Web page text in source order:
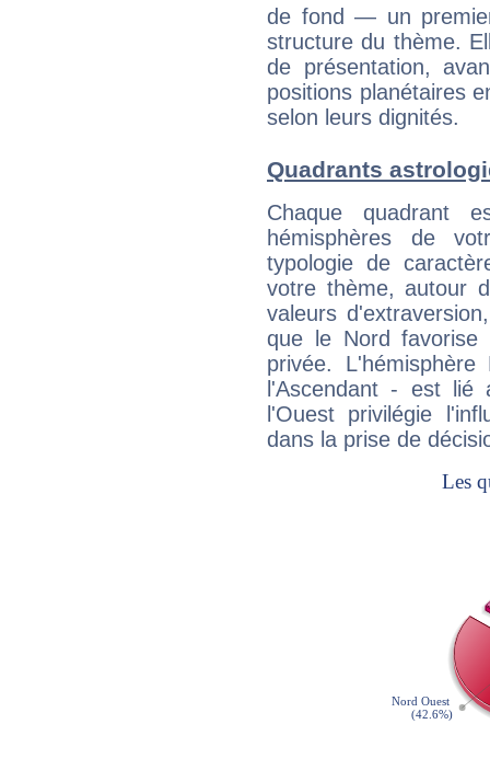
de fond — un
structure du thème.
de présentation,
positions planétaires
selon leurs dignités.
Quadrants
Chaque quadrant
hémisphères de
typologie de
votre thème, autour
valeurs
que le Nord favorise
privée.
l'Ascendant - est
l'Ouest privilégie
dans la prise de